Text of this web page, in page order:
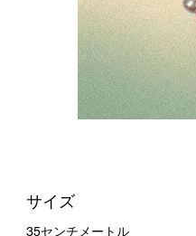
サイズ
35センチメートル